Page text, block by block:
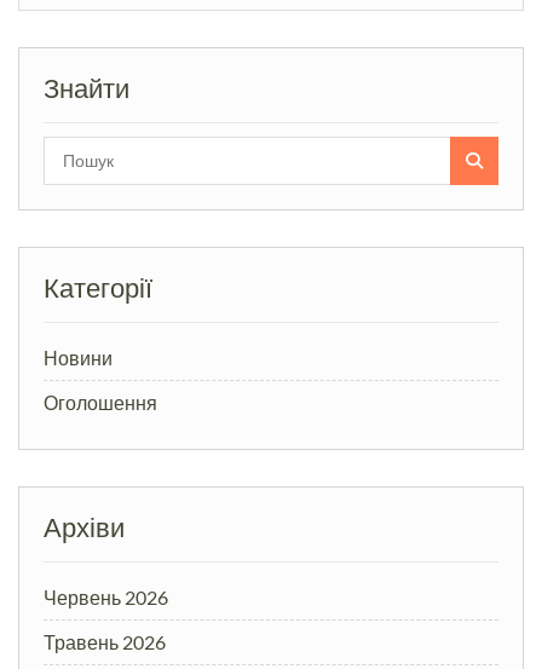
Знайти
Категорії
Новини
Оголошення
Архіви
Червень 2026
Травень 2026